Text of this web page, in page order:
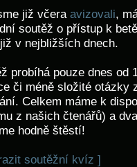
již včera avizovali,
soutěž o přístup k
v nejbližších dnech.
probíhá pouze dnes od
či méně složité otázky
Celkem máme k
z našich čtenářů) a
hodně štěstí!
soutěžní kvíz ]